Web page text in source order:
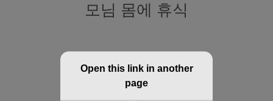
모님 몸에 휴식